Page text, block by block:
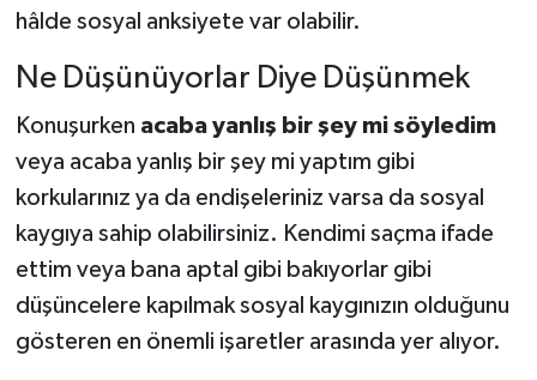
hâlde sosyal anksiyete var olabilir.
Ne Düşünüyorlar Diye Düşünmek
Konuşurken acaba yanlış bir şey mi söyledim
veya acaba yanlış bir şey mi yaptım gibi
korkularınız ya da endişeleriniz varsa da sosyal
kaygıya sahip olabilirsiniz. Kendimi saçma ifade
ettim veya bana aptal gibi bakıyorlar gibi
düşüncelere kapılmak sosyal kaygınızın olduğunu
gösteren en önemli işaretler arasında yer alıyor.